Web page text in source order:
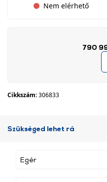
Nem elérhető
790
Cikkszám:306833
Szükséged lehet rá
Egér